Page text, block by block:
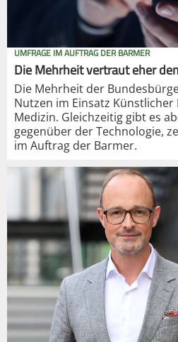
UMFRAGE IM AUFTRAG DER BARMER
Die Mehrheit vertraut eher
Die Mehrheit der
Nutzen im Einsatz
Medizin. Gleichzeitig gibt es
gegenüber der Technologie,
im Auftrag der Barmer.